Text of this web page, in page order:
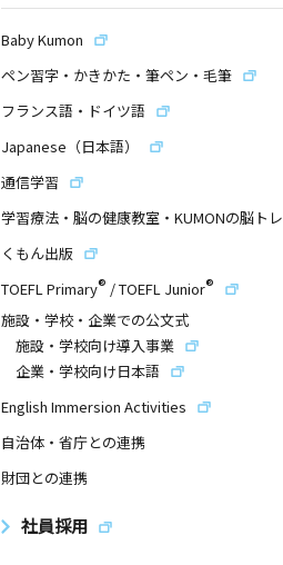
Baby Kumon
ペン習字・かきかた・筆ペン・毛筆
フランス語・ドイツ語
Japanese（日本語）
通信学習
学習療法・脳の健康教室・KUMONの脳トレ
くもん出版
TOEFL Primary® /TOEFL Junior®
施設・学校・企業での公文式
施設・学校向け導入事業
企業・学校向け日本語
English Immersion Activities
自治体・省庁との連携
財団との連携
社員採用